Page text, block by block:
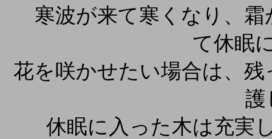
寒波が来て寒くなり、霜
て休眠
花を咲かせたい場合は、
護
休眠に入った木は充実